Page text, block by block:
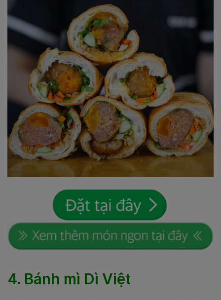
4. Bánh mì Dì Việt